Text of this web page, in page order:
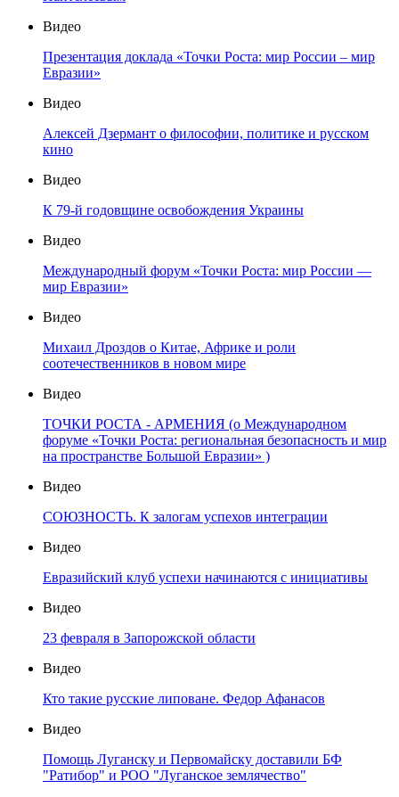
Видео
Презентация доклада «Точки Роста: мир России – мир
Евразии»
Видео
Алексей Дзермант о философии, политике и русском
кино
Видео
К 79-й годовщине освобождения Украины
Видео
Международный форум «Точки Роста: мир России —
мир Евразии»
Видео
Михаил Дроздов о Китае, Африке и роли
соотечественников в новом мире
Видео
ТОЧКИ РОСТА - АРМЕНИЯ (о Международном
форуме «Точки Роста: региональная безопасность и мир
на пространстве Большой Евразии» )
Видео
СОЮЗНОСТЬ. К залогам успехов интеграции
Видео
Евразийский клуб успехи начинаются с инициативы
Видео
23 февраля в Запорожской области
Видео
Кто такие русские липоване. Федор Афанасов
Видео
Помощь Луганску и Первомайску доставили БФ
"Ратибор" и РОО "Луганское землячество"